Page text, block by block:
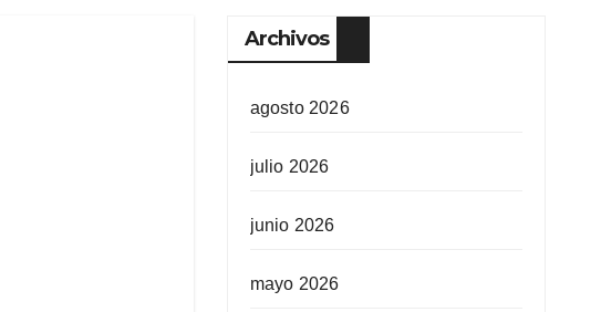
Archivos
agosto 2026
julio 2026
junio 2026
mayo 2026